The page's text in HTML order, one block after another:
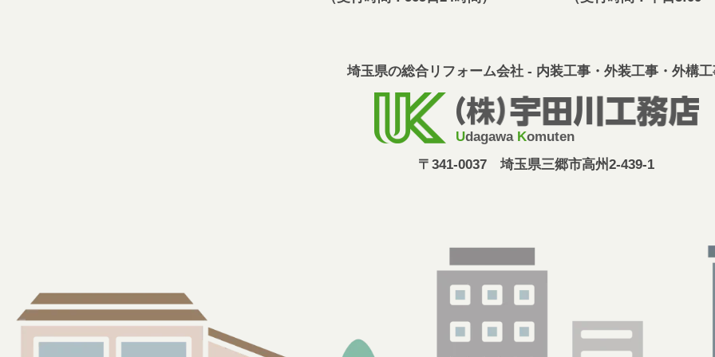
埼玉県の総合リフォーム会社 - 内装工事・外装工事・外構工
Udagawa Komuten
〒341-0037 埼玉県三郷市高州2-439-1